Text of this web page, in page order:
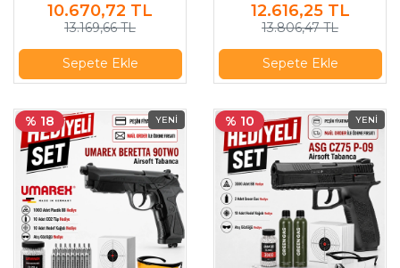
10.670,72 TL
13.169,66 TL
Sepete Ekle
12.616,25 TL
13.806,47 TL
Sepete Ekle
% 18 % 10